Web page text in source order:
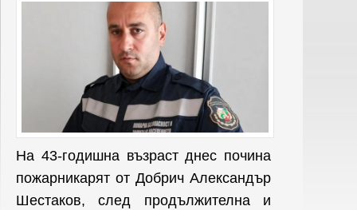
На 43-годишна възраст днес почина
пожарникарят от Добрич Александър
Шестаков, след продължителна и